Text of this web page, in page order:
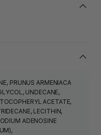
PRUNUS ARMENIACA
UNDECANE,
ACETATE,
LECITHIN,
ADENOSINE